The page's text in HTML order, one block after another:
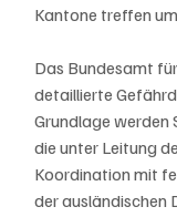
Kantone treffen
Das Bundesamt
detaillierte
Grundlage
die unter Leitung
Koordination mit
der ausländischen